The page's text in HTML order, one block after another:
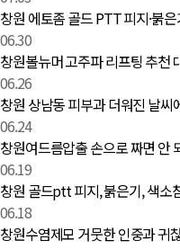
창원 에토좀 골드 PTT 피지·붉
06.30
창원볼뉴머 고주파 리프팅 추천
06.26
창원 상남동 피부과 더워진 날
06.24
창원여드름압출 손으로 짜면 안
06.19
창원 골드ptt 피지, 붉은기, 색소
06.18
창원수염제모 거뭇한 인중과 귀